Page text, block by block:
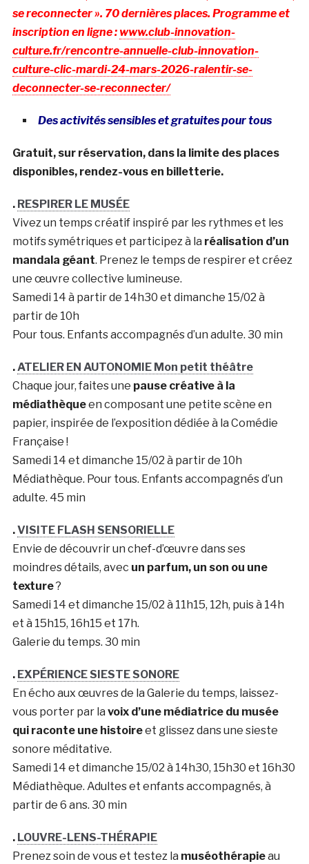
se reconnecter ». 70 dernières places. Programme et
inscription en ligne : www.club-innovation-
culture.fr/rencontre-annuelle-club-innovation-
culture-clic-mardi-24-mars-2026-ralentir-se-
deconnecter-se-reconnecter/
Des activités sensibles et gratuites pour tous
Gratuit, sur réservation, dans la limite des places
disponibles, rendez-vous en billetterie.
. RESPIRER LE MUSÉE
Vivez un temps créatif inspiré par les rythmes et les
motifs symétriques et participez à la réalisation d’un
mandala géant. Prenez le temps de respirer et créez
une œuvre collective lumineuse.
Samedi 14 à partir de 14h30 et dimanche 15/02 à
partir de 10h
Pour tous. Enfants accompagnés d’un adulte. 30 min
.ATELIER EN AUTONOMIE Mon petit théâtre
Chaque jour, faites une pause créative à la
médiathèqueen composant une petite scène en
papier, inspirée de l’exposition dédiée à la Comédie
Française !
Samedi 14 et dimanche 15/02 à partir de 10h
Médiathèque. Pour tous. Enfants accompagnés d’un
adulte. 45 min
.VISITE FLASH SENSORIELLE
Envie de découvrir un chef-d’œuvre dans ses
moindres détails, avec un parfum, un son ou une
texture?
Samedi 14 et dimanche 15/02 à 11h15, 12h, puis à 14h
et à 15h15, 16h15 et 17h.
Galerie du temps. 30 min
. EXPÉRIENCE SIESTE SONORE
En écho aux œuvres de la Galerie du temps, laissez-
vous porter par la voix d’une médiatrice du musée
qui raconte une histoireet glissez dans une sieste
sonore méditative.
Samedi 14 et dimanche 15/02 à 14h30, 15h30 et 16h30
Médiathèque. Adultes et enfants accompagnés, à
partir de 6 ans. 30 min
. LOUVRE-LENS-THÉRAPIE
Prenez soin de vous et testez la muséothérapieau